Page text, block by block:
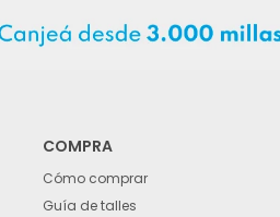
COMPRA
Cómo comprar
Guía de talles